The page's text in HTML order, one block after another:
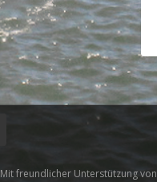
Mit freundlicher Unterstützung von